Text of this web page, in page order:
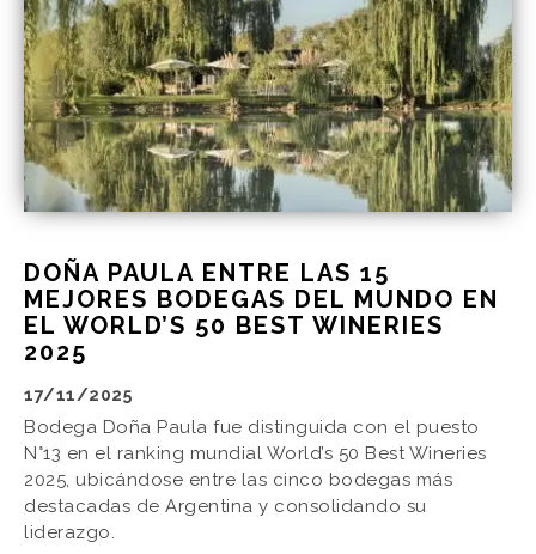
DOÑA PAULA ENTRE LAS 15
MEJORES BODEGAS DEL MUNDO EN
EL WORLD’S 50 BEST WINERIES
2025
17/11/2025
Bodega Doña Paula fue distinguida con el puesto
N°13 en el ranking mundial World’s 50 Best Wineries
2025, ubicándose entre las cinco bodegas más
destacadas de Argentina y consolidando su
liderazgo.